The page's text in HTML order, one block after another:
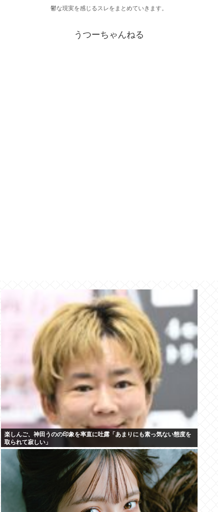
鬱な現実を感じるスレをまとめていきます。
うつーちゃんねる
楽しんご、神田うのの印象を率直に吐露「あまりにも素っ気ない態度を
取られて寂しい」